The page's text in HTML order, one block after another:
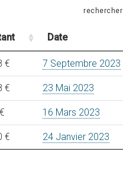
rechercher
Date
€ 7 Septembre 2023
€ 23 Mai 2023
16 Mars 2023
€ 24 Janvier 2023